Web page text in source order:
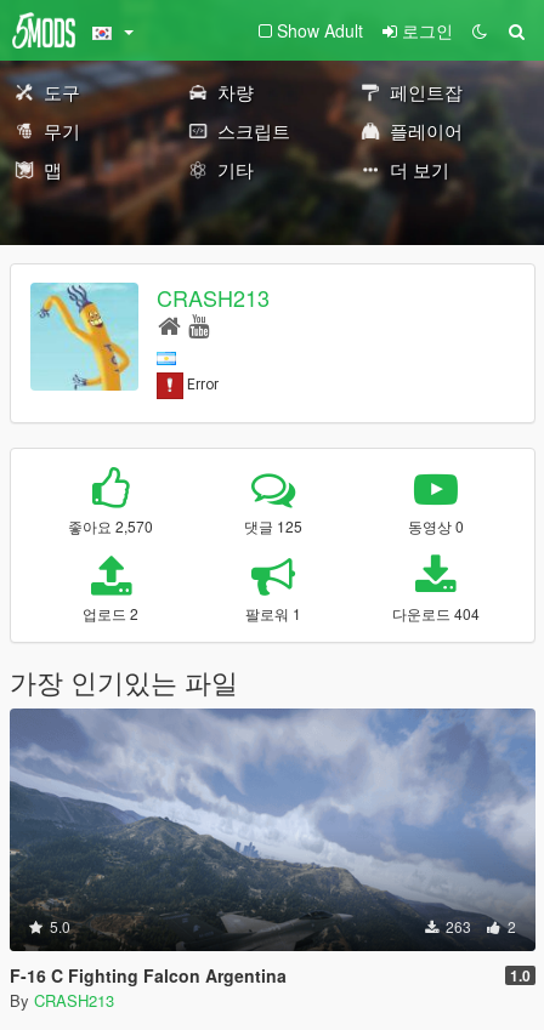
Show Adult 로그인
도구 차량
페인트잡
무기
스크립트
플레이어
맵
기타 더 보기
CRASH213
좋아요 2,570 댓글 125 동영상 0
업로드 2 팔로워 1 다운로드 404
가장 인기있는 파일
5.0 263 2
F-16 C Fighting Falcon Argentina 1.0
By CRASH213